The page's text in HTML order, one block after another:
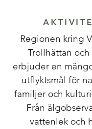
Regionen kring
Trollhättan
erbjuder en
utflyktsmål för
familjer och
Från
vattenlek och